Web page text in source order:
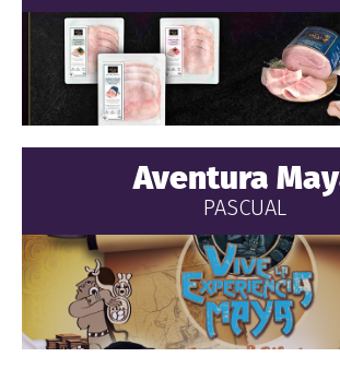
Aventura
PASCUAL